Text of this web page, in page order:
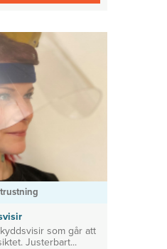
som går att
Justerbart...